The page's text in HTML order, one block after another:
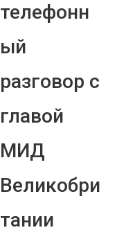
телефонн
ый
разговор с
главой
МИД
Великобри
тании